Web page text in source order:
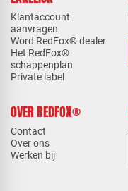
Klantaccount
aanvragen
Word RedFox® dealer
Het RedFox®
schappenplan
Private label
OVER REDFOX®
Contact
Over ons
Werken bij